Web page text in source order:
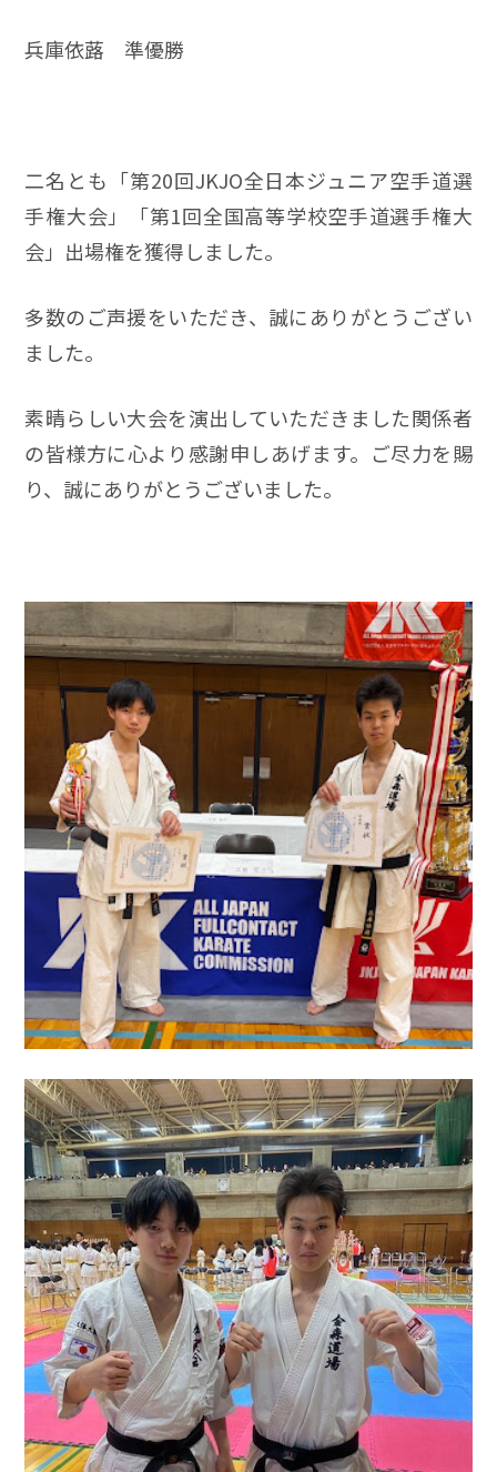
兵庫依蕗 準優勝
二名とも「第20回JKJO全日本ジュニア空手道選
手権大会」「第1回全国高等学校空手道選手権大
会」出場権を獲得しました。
多数のご声援をいただき、誠にありがとうござい
ました。
素晴らしい大会を演出していただきました関係者
の皆様方に心より感謝申しあげます。ご尽力を賜
り、誠にありがとうございました。